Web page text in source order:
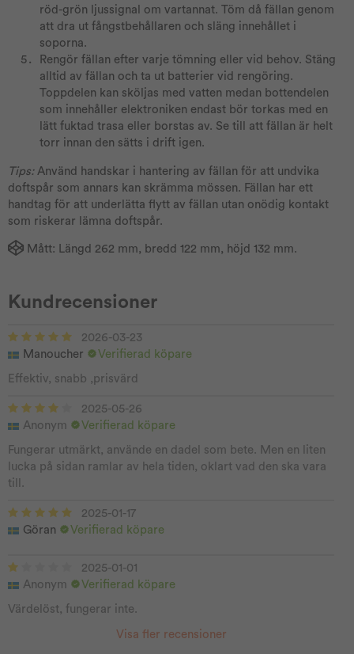
röd-grön ljussignal om vartannat. Töm då fällan genom
att dra ut fångstbehållaren och släng innehållet i
soporna.
Rengör fällan efter varje tömning eller vid behov. Stäng
alltid av fällan och ta ut batterier vid rengöring.
Toppdelen kan sköljas med vatten medan bottendelen
som innehåller elektroniken endast bör torkas med en
lätt fuktad trasa eller borstas av. Se till att fällan är helt
torr innan den sätts i drift igen.
Tips:Använd handskar i hantering av fällan för att undvika
doftspår som annars kan skrämma mössen. Fällan har ett
handtag för att underlätta flytt av fällan utan onödig kontakt
som riskerar lämna doftspår.
Mått: Längd 262 mm, bredd 122 mm, höjd 132 mm.
Kundrecensioner
2026-03-23
Manoucher
Verifierad köpare
Effektiv, snabb ,prisvärd
2025-05-26
Anonym
Verifierad köpare
Fungerar utmärkt, använde en dadel som bete. Men en liten
lucka på sidan ramlar av hela tiden, oklart vad den ska vara
till.
2025-01-17
Göran
Verifierad köpare
2025-01-01
Anonym
Verifierad köpare
Värdelöst, fungerar inte.
Visa fler recensioner